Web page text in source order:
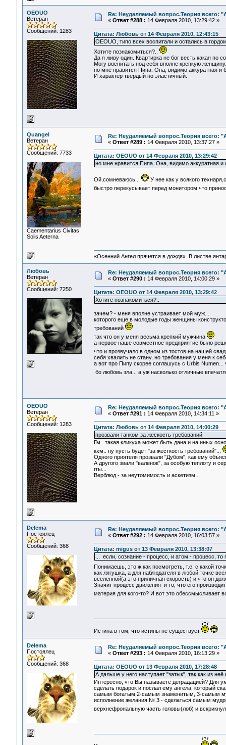
OEOUO
Ветеран
Сообщений: 1283
Re: Неудаляемый вопрос.Теория всего:
« Ответ #288 : 14 Февраля 2010, 13:29:42 »
Цитата: Любовь от 14 Февраля 2010, 12:43:15
OEOUO, типо всех воспитали и остались в
Хотите познакомиться?..
Да я живу один. Квартирка не бог весть какая по
Могу воспитать под себя вполне крепкую
но мне нравится Пипа. Она, видимо аккуратная и
И характер твердый но эластичный.
Quangel
Ветеран
Сообщений: 7733
Сaementarius Civitas
Solis Aeterna
Re: Неудаляемый вопрос.Теория всего:
« Ответ #289 : 14 Февраля 2010, 13:37:27 »
Цитата: OEOUO от 14 Февраля 2010, 13:29:42
но мне нравится Пипа. Она, видимо аккуратная и
Ой,сомневаюсь...
У нее как у всякого
быстро перекусывает перед монитором,что
«Осенний Ангел прячется в дождях. В листве
Любовь
Ветеран
Сообщений: 7250
Re: Неудаляемый вопрос.Теория всего:
« Ответ #290 : 14 Февраля 2010, 14:00:29 »
Цитата: OEOUO от 14 Февраля 2010, 13:29:42
Хотите познакомиться?..
зачем? - меня вполне устраивает мой муж...
которого еще в молодые годы женщины
требований
так что он у меня весьма крепкий мужчина
а первое наше совместное предприятие было
что и прозвучало в одном из тостов на нашей
себя хвалить не стану, но требования у меня к
а вот про Пипу скорее соглашусь с Urbis
бо любовь зла... а уж насколько отличные
OEOUO
Ветеран
Сообщений: 1283
Re: Неудаляемый вопрос.Теория всего:
« Ответ #291 : 14 Февраля 2010, 14:34:11 »
Цитата: Любовь от 14 Февраля 2010, 14:00:29
прозвали танком за жескость требований
Гм.. такая кликуха может быть дана и на иных
кхм.. ну пусть будет "за жесткость требований"...
Одного приятеля прозвали "Дубом", как ему
А другого звали "валенок", за особую теплоту и
ггы...
Верблюд - за неутомимость и аскетизм...
Delema
Постоялец
Сообщений: 368
Re: Неудаляемый вопрос.Теория всего:
« Ответ #292 : 14 Февраля 2010, 16:03:57 »
Цитата: migus от 13 Февраля 2010, 13:38:07
... если, сознание - процесс, и атом - процесс,
Понимаешь, это ж как посмотреть, т.е. с какой
как лягушка, а для наблюдателя в любой точке
вселенной(а это приличная скорость) и что он
Значит процесс движения и то, что его
материя для кого-то? И вот это
Истина в том, что истины не существует
Delema
Постоялец
Сообщений: 368
Re: Неудаляемый вопрос.Теория всего:
« Ответ #293 : 14 Февраля 2010, 16:13:29 »
Цитата: OEOUO от 13 Февраля 2010, 17:28:48
А дальше у него наступает "затык", так как из
Интересно, что Вы называете деградацией? Для
сделать подарок и послал ему ангела, который
самым богатым,2-самым знаменитым, 3-самым
исполнение желания № 3 - сделаться самым
верхнефрональную часть головы(лоб) и